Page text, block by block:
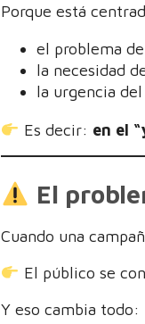
Porque está
el problema
la necesidad
la urgencia
Es decir: en el
El
Cuando una
El público se
Y eso cambia todo: